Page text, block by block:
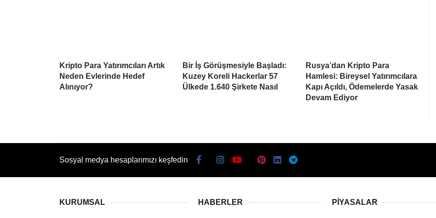
Kripto Para Yatırımcıları Artık
Neden Evlerinde Hedef
Alınıyor?
Bir İş Görüşmesiyle Başladı:
Kuzey Koreli Hackerlar 57
Ülkede 1.640 Şirkete Nasıl
Rusya’dan Kripto Para
Hamlesi: Bireysel Yatırımcılara
Kapı Açıldı, Ödemelerde Yasak
Devam Ediyor
Sosyal medya hesaplarımızı keşfedin
KURUMSAL HABERLER PIYASALAR